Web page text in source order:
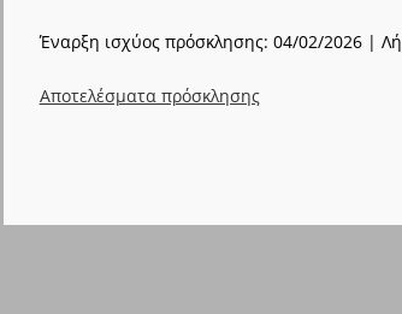
Έναρξη ισχύος πρόσκλησης: 04/02/2026 |
Αποτελέσματα πρόσκλησης